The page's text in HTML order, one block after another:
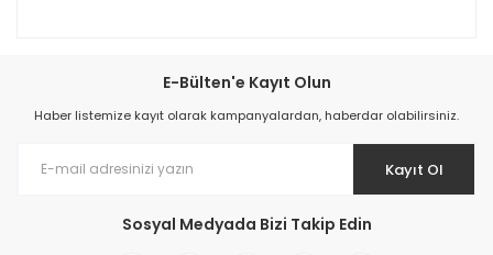
E-Bülten'e Kayıt Olun
Haber listemize kayıt olarak kampanyalardan, haberdar olabilirsiniz.
Kayıt Ol
Sosyal Medyada Bizi Takip Edin